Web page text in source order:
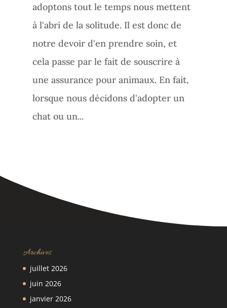
adoptons tout le temps nous mettent
à l'abri de la solitude. Il est donc de
notre devoir d'en prendre soin, et
cela passe par le fait de souscrire à
une assurance pour animaux. En fait,
lorsque nous décidons d'adopter un
chat ou un...
Archives
juillet 2026
juin 2026
janvier 2026